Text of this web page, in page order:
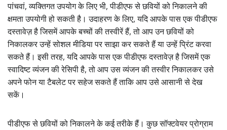
पांचवां, व्यक्तिगत उपयोग के लिए भी, पीडीएफ से छवियों को निकालने की
क्षमता उपयोगी हो सकती है। उदाहरण के लिए, यदि आपके पास एक पीडीएफ
दस्तावेज़ है जिसमें आपके बच्चों की तस्वीरें हैं, तो आप उन छवियों को
निकालकर उन्हें सोशल मीडिया पर साझा कर सकते हैं या उन्हें प्रिंट करवा
सकते हैं। इसी तरह, यदि आपके पास एक पीडीएफ दस्तावेज़ है जिसमें एक
स्वादिष्ट व्यंजन की रेसिपी है, तो आप उस व्यंजन की तस्वीर निकालकर उसे
अपने फोन या टैबलेट पर सहेज सकते हैं ताकि आप उसे आसानी से देख
सकें।
पीडीएफ से छवियों को निकालने के कई तरीके हैं। कुछ सॉफ्टवेयर प्रोग्राम